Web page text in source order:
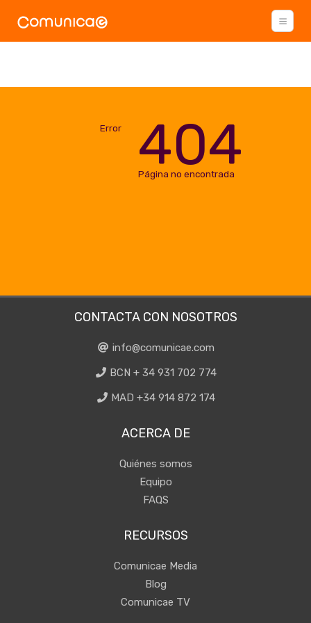
Error 404
Página no encontrada
CONTACTA CON NOSOTROS
info@comunicae.com
BCN + 34 931 702 774
MAD +34 914 872 174
ACERCA DE
Quiénes somos
Equipo
FAQS
RECURSOS
Comunicae Media
Blog
Comunicae TV